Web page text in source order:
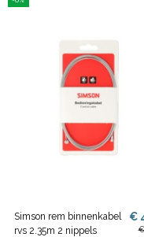
Simson rem binnenkabel
rvs 2.35m 2 nippels
€